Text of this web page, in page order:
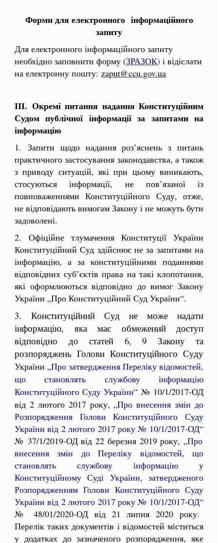
Форми для електронного інформаційного
запиту
Для електронного інформаційного запиту
необхідно заповнити форму (ЗРАЗОК) і відіслати
на електронну пошту: zaput@ccu.gov.ua
ІІІ. Окремі питання надання Конституційним
Судом публічної інформації за запитами на
інформацію
1. Запити щодо надання роз’яснень з питань
практичного застосування законодавства, а також
з приводу ситуацій, які при цьому виникають,
стосуються інформації, не пов’язаної із
повноваженнями Конституційного Суду, отже,
не відповідають вимогам Закону і не можуть бути
задоволені.
2. Офіційне тлумачення Конституції України
Конституційний Суд здійснює не за запитами на
інформацію, а за конституційними поданнями
відповідних суб’єктів права на такі клопотання,
які оформлюються відповідно до вимог Закону
України „Про Конституційний Суд України“.
3. Конституційний Суд не може надати
інформацію, яка має обмежений доступ
відповідно до статей 6, 9 Закону та
розпоряджень Голови Конституційного Суду
України „Про затвердження Переліку відомостей,
що становлять службову інформацію
Конституційного Суду України“ № 10/1/2017-ОД
від 2 лютого 2017 року, „Про внесення змін до
Розпорядження Голови Конституційного Суду
України від 2 лютого 2017 року № 10/1/2017-ОД“
№ 37/1/2019-ОД від 22 березня 2019 року, „Про
внесення змін до Переліку відомостей, що
становлять службову інформацію у
Конституційному Суді України, затвердженого
Розпорядженням Голови Конституційного Суду
України від 2 лютого 2017 року № 10/1/2017-ОД“
№ 48/01/2020-ОД від 21 липня 2020 року.
Перелік таких документів і відомостей міститься
у додатках до зазначеного розпорядження, яке